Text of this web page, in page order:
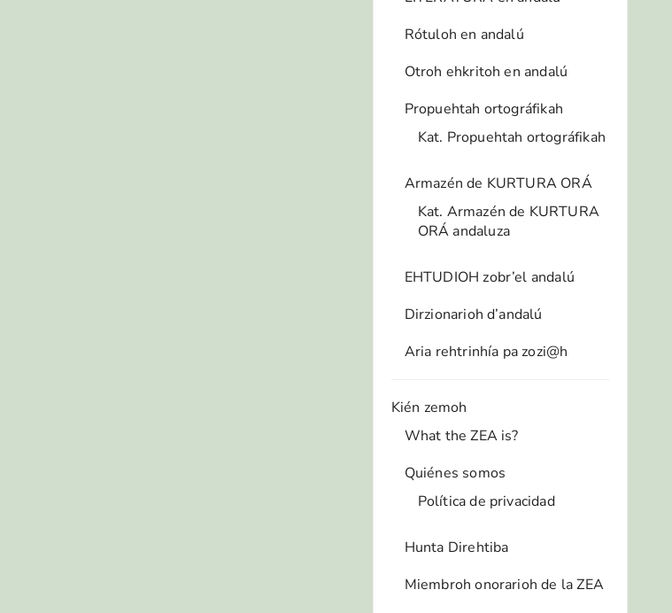
Rótuloh en andalú
Otroh ehkritoh en andalú
Propuehtah ortográfikah
Kat. Propuehtah ortográfikah
Armazén de KURTURA ORÁ
Kat. Armazén de KURTURA
ORÁ andaluza
EHTUDIOH zobr’el andalú
Dirzionarioh d’andalú
Aria rehtrinhía pa zozi@h
Kién zemoh
What the ZEA is?
Quiénes somos
Política de privacidad
Hunta Direhtiba
Miembroh onorarioh de la ZEA